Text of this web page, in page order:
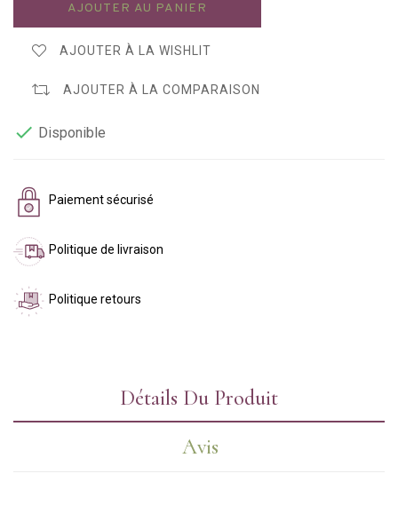
AJOUTER AU PANIER
AJOUTER À LA WISHLIT
AJOUTER À LA COMPARAISON
 Disponible
Paiement sécurisé
Politique de livraison
Politique retours
Détails Du Produit
Avis